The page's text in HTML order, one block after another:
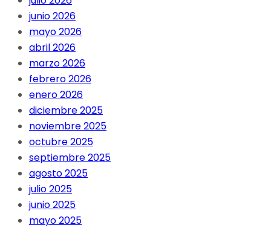
junio 2026
mayo 2026
abril 2026
marzo 2026
febrero 2026
enero 2026
diciembre 2025
noviembre 2025
octubre 2025
septiembre 2025
agosto 2025
julio 2025
junio 2025
mayo 2025